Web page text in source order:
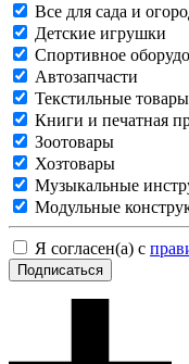
Все для сада и
Детские игрушки
Спортивное
Автозапчасти
Текстильные товары
Книги и печатная
Зоотовары
Хозтовары
Музыкальные
Модульные
Я согласен(а) с
Подписаться